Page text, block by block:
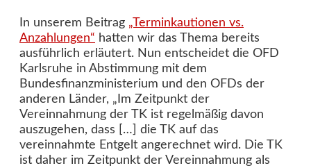
In unserem Beitrag „Terminkautionen vs.
Anzahlungen“ hatten wir das Thema bereits
ausführlich erläutert. Nun entscheidet die OFD
Karlsruhe in Abstimmung mit dem
Bundesfinanzministerium und den OFDs der
anderen Länder, „Im Zeitpunkt der
Vereinnahmung der TK ist regelmäßig davon
auszugehen, dass […] die TK auf das
vereinnahmte Entgelt angerechnet wird. Die TK
ist daher im Zeitpunkt der Vereinnahmung als